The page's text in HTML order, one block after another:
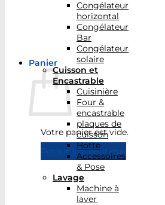
Panier
Votre panier est vide.
Retour à la boutique
Congélateur
horizontal
Congélateur
Bar
Congélateur
solaire
Cuisson et
Encastrable
Cuisinière
Four &
encastrable
plaques de
cuisson
Hotte
Accessoires
& Pose
Lavage
Machine à
laver